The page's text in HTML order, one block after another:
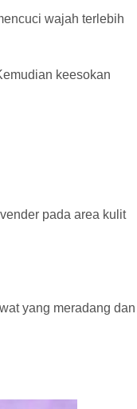
wajah terlebih
keesokan
pada area kulit
yang meradang dan